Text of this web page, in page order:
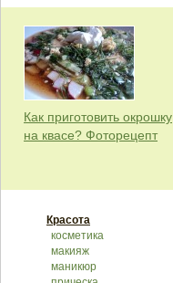
Как приготовить окрошку
на квасе? Фоторецепт
Красота
косметика
макияж
маникюр